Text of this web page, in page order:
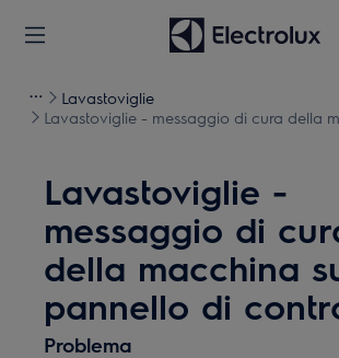
Lavastoviglie
Lavastoviglie - messaggio di cura della
Lavastoviglie -
messaggio di
della macchina
pannello di
Problema